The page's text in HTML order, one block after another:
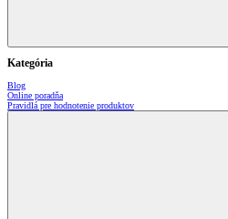
Kategória
Blog
Online poradňa
Pravidlá pre hodnotenie produktov